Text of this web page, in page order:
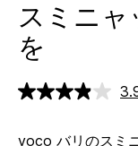
スミニャ
を
voco バリのスミ